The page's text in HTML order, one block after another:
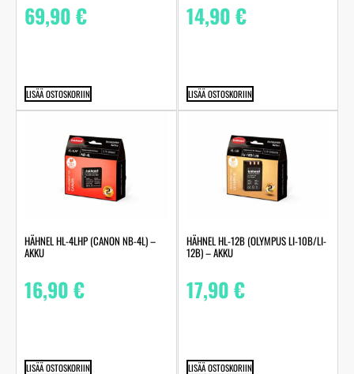
69,90€
LISÄÄ OSTOSKORIIN
14,90€
LISÄÄ OSTOSKORIIN
HÄHNEL HL-4LHP (CANON NB-4L) –
AKKU
16,90€
LISÄÄ OSTOSKORIIN
HÄHNEL HL-12B (OLYMPUS LI-10B/LI-
12B) – AKKU
17,90€
LISÄÄ OSTOSKORIIN